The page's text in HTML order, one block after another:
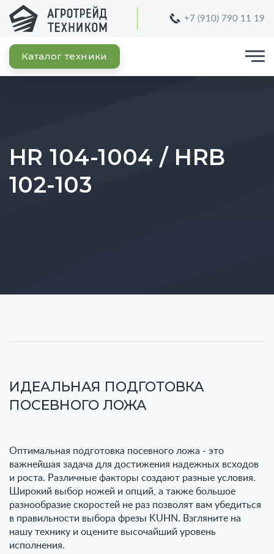
+7 (910) 790 11 19
Каталог техники
HR 104-1004 / HRB
102-103
ИДЕАЛЬНАЯ ПОДГОТОВКА
ПОСЕВНОГО ЛОЖА
Оптимальная подготовка посевного ложа - это
важнейшая задача для достижения надежных всходов
и роста. Различные факторы создают разные условия.
Широкий выбор ножей и опций, а также большое
разнообразие скоростей не раз позволят вам убедиться
в правильности выбора фрезы KUHN. Взгляните на
нашу технику и оцените высочайший уровень
исполнения.